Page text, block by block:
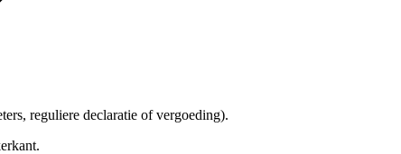
reguliere declaratie of vergoeding).